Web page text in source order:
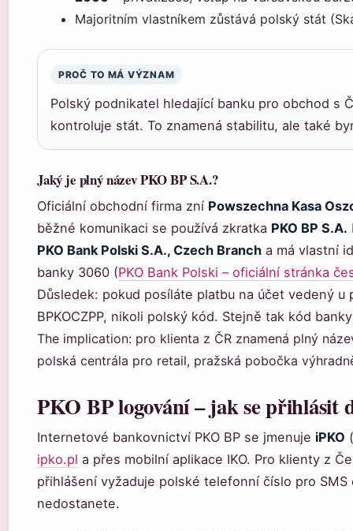
Majoritním vlastníkem zůstává polský stát
PROČ TO MÁ VÝZNAM
Polský podnikatel hledající banku pro obchod s
kontroluje stát. To znamená stabilitu, ale také
Jaký je plný název PKO BP S.A.?
Oficiální obchodní firma zní Powszechna Kasa
běžné komunikaci se používá zkratka PKO BP S.A.
PKO Bank Polski S.A., Czech Branch a má vlastní
banky 3060 (PKO Bank Polski – oficiální stránka
Důsledek: pokud posíláte platbu na účet vedený u
BPKOCZPP, nikoli polský kód. Stejně tak kód
The implication: pro klienta z ČR znamená plný
polská centrála pro retail, pražská pobočka
PKO BP logování – jak se přihlásit
Internetové bankovnictví PKO BP se jmenuje iPKO
ipko.pl a přes mobilní aplikace IKO. Pro klienty z
přihlášení vyžaduje polské telefonní číslo pro
nedostanete.